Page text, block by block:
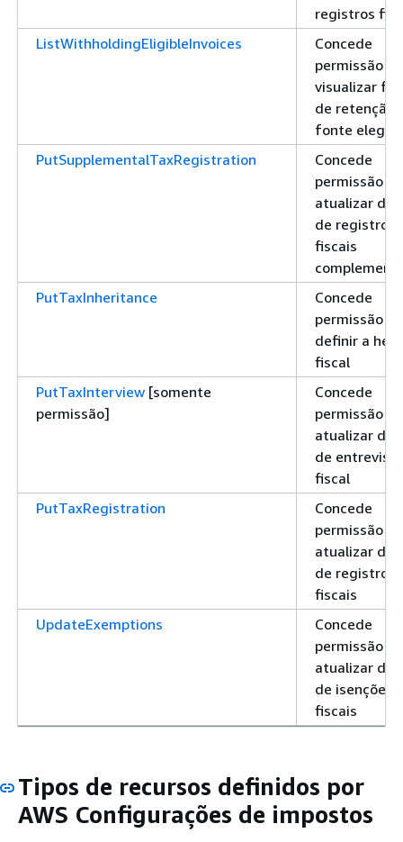
registros
ListWithholdingEligibleInvoices
Concede
permissão
visualizar
de retenção
fonte
PutSupplementalTaxRegistration
Concede
permissão
atualizar
de registros
fiscais
PutTaxInheritance
Concede
permissão
definir a
fiscal
PutTaxInterview [somente
permissão]
Concede
permissão
atualizar
de entrevista
fiscal
PutTaxRegistration
Concede
permissão
atualizar
de registros
fiscais
UpdateExemptions
Concede
permissão
atualizar
de isenções
fiscais
Tipos de recursos definidos por
AWS Configurações de impostos